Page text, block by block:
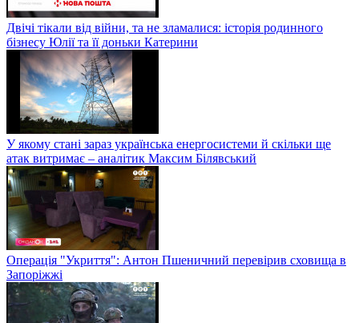
Двічі тікали від війни, та не зламалися: історія родинного
бізнесу Юлії та її доньки Катерини
У якому стані зараз українська енергосистеми й скільки ще
атак витримає – аналітик Максим Білявський
Операція "Укриття": Антон Пшеничний перевірив сховища в
Запоріжжі